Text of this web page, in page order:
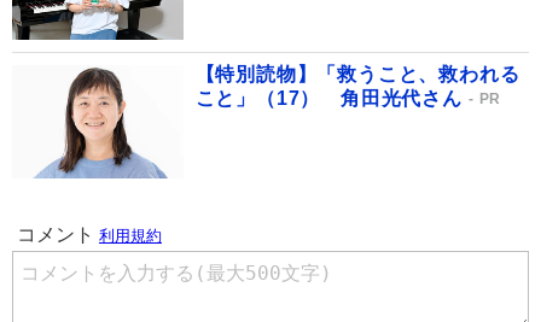
【特別読物】「救うこと、救われる
こと」（17） 角田光代さん
PR